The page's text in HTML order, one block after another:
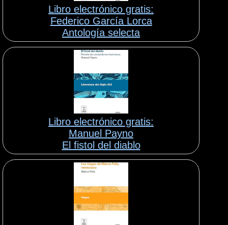
Libro electrónico gratis:
Federico García Lorca
Antología selecta
Libro electrónico gratis:
Manuel Payno
El fistol del diablo